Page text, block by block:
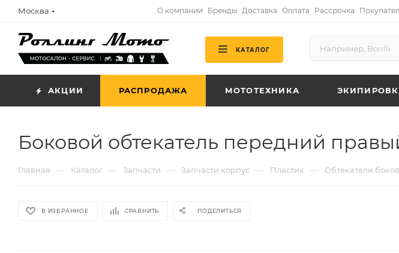
Москва О компании Бренды Доставка Оплата Рассрочка
КАТАЛОГ
АКЦИИ РАСПРОДАЖА МОТОТЕХНИКА
Боковой обтекатель передний
Главная — Каталог — Запчасти — Запчасти корпус — Пластик — Обтекатели
В ИЗБРАННОЕ СРАВНИТЬ ПОДЕЛИТЬСЯ